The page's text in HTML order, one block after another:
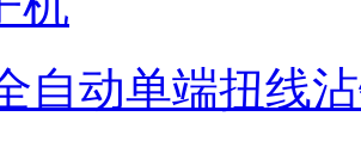
自动单端扭线